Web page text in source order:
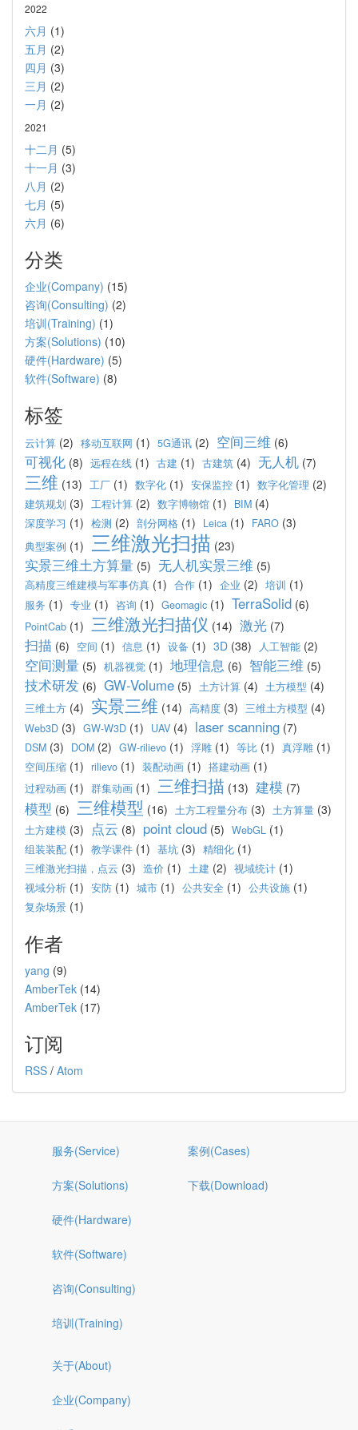
2022
六月 (1)
五月 (2)
四月 (3)
三月 (2)
一月 (2)
2021
十二月 (5)
十一月 (3)
八月 (2)
七月 (5)
六月 (6)
分类
企业(Company) (15)
咨询(Consulting) (2)
培训(Training) (1)
方案(Solutions) (10)
硬件(Hardware) (5)
软件(Software) (8)
标签
云计算 (2) 移动互联网 (1) 5G通讯 (2) 空间三维 (6)
可视化 (8) 远程在线 (1) 古建 (1) 古建筑 (4) 无人机 (7)
三维 (13) 工厂 (1) 数字化 (1) 安保监控 (1) 数字化管理 (2)
建筑规划 (3) 工程计算 (2) 数字博物馆 (1) BIM (4)
深度学习 (1) 检测 (2) 剖分网格 (1) Leica (1) FARO (3)
典型案例 (1) 三维激光扫描 (23)
实景三维土方算量 (5) 无人机实景三维 (5)
高精度三维建模与军事仿真 (1) 合作 (1) 企业 (2) 培训 (1)
服务 (1) 专业 (1) 咨询 (1) Geomagic (1) TerraSolid (6)
PointCab (1) 三维激光扫描仪 (14) 激光 (7)
扫描 (6) 空间 (1) 信息 (1) 设备 (1) 3D (38) 人工智能 (2)
空间测量 (5) 机器视觉 (1) 地理信息 (6) 智能三维 (5)
技术研发 (6) GW-Volume (5) 土方计算 (4) 土方模型 (4)
三维土方 (4) 实景三维 (14) 高精度 (3) 三维土方模型 (4)
Web3D (3) GW-W3D (1) UAV (4) laser scanning (7)
DSM (3) DOM (2) GW-rilievo (1) 浮雕 (1) 等比 (1) 真浮雕 (1)
空间压缩 (1) rilievo (1) 装配动画 (1) 搭建动画 (1)
过程动画 (1) 群集动画 (1) 三维扫描 (13) 建模 (7)
模型 (6) 三维模型 (16) 土方工程量分布 (3) 土方算量 (3)
土方建模 (3) 点云 (8) point cloud (5) WebGL (1)
组装装配 (1) 教学课件 (1) 基坑 (3) 精细化 (1)
三维激光扫描，点云 (3) 造价 (1) 土建 (2) 视域统计 (1)
视域分析 (1) 安防 (1) 城市 (1) 公共安全 (1) 公共设施 (1)
复杂场景 (1)
作者
yang (9)
AmberTek (14)
AmberTek (17)
订阅
RSS / Atom
服务(Service)
方案(Solutions)
硬件(Hardware)
软件(Software)
咨询(Consulting)
培训(Training)
案例(Cases)
下载(Download)
关于(About)
企业(Company)